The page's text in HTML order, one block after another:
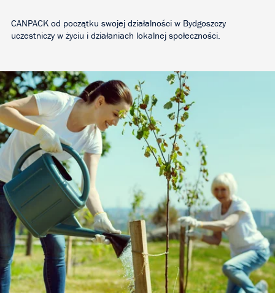
CANPACK od początku swojej działalności w Bydgoszczy
uczestniczy w życiu i działaniach lokalnej społeczności.